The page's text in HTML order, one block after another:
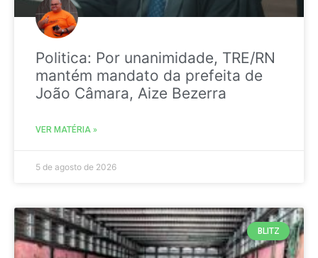
Politica: Por unanimidade, TRE/RN
mantém mandato da prefeita de
João Câmara, Aize Bezerra
VER MATÉRIA »
5 de agosto de 2026
BLITZ